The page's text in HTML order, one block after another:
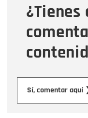
¿Tienes
Sí, comentar aquí
Mensaje